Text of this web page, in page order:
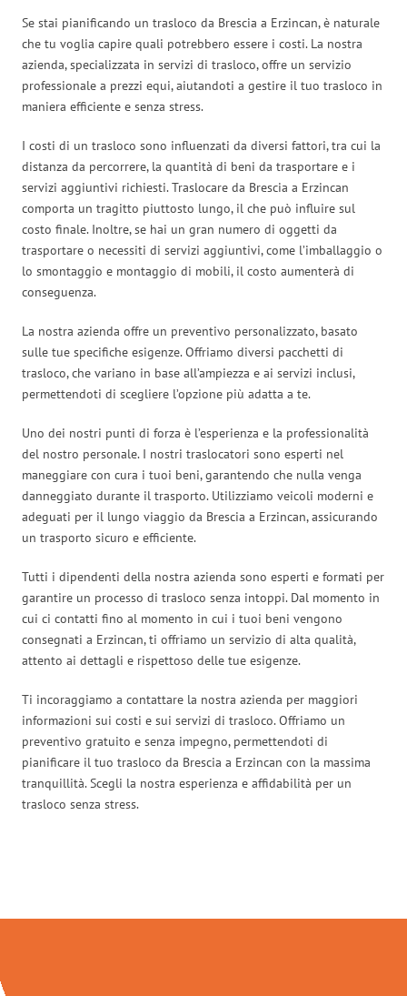
Se stai pianificando un trasloco da Brescia a Erzincan, è naturale
che tu voglia capire quali potrebbero essere i costi. La nostra
azienda, specializzata in servizi di trasloco, offre un servizio
professionale a prezzi equi, aiutandoti a gestire il tuo trasloco in
maniera efficiente e senza stress.
I costi di un trasloco sono influenzati da diversi fattori, tra cui la
distanza da percorrere, la quantità di beni da trasportare e i
servizi aggiuntivi richiesti. Traslocare da Brescia a Erzincan
comporta un tragitto piuttosto lungo, il che può influire sul
costo finale. Inoltre, se hai un gran numero di oggetti da
trasportare o necessiti di servizi aggiuntivi, come l’imballaggio o
lo smontaggio e montaggio di mobili, il costo aumenterà di
conseguenza.
La nostra azienda offre un preventivo personalizzato, basato
sulle tue specifiche esigenze. Offriamo diversi pacchetti di
trasloco, che variano in base all’ampiezza e ai servizi inclusi,
permettendoti di scegliere l’opzione più adatta a te.
Uno dei nostri punti di forza è l’esperienza e la professionalità
del nostro personale. I nostri traslocatori sono esperti nel
maneggiare con cura i tuoi beni, garantendo che nulla venga
danneggiato durante il trasporto. Utilizziamo veicoli moderni e
adeguati per il lungo viaggio da Brescia a Erzincan, assicurando
un trasporto sicuro e efficiente.
Tutti i dipendenti della nostra azienda sono esperti e formati per
garantire un processo di trasloco senza intoppi. Dal momento in
cui ci contatti fino al momento in cui i tuoi beni vengono
consegnati a Erzincan, ti offriamo un servizio di alta qualità,
attento ai dettagli e rispettoso delle tue esigenze.
Ti incoraggiamo a contattare la nostra azienda per maggiori
informazioni sui costi e sui servizi di trasloco. Offriamo un
preventivo gratuito e senza impegno, permettendoti di
pianificare il tuo trasloco da Brescia a Erzincan con la massima
tranquillità. Scegli la nostra esperienza e affidabilità per un
trasloco senza stress.